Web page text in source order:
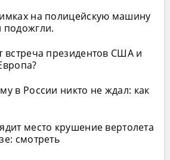
на полицейскую машину
подожгли.
встреча президентов США и
в России никто не ждал: как
место крушение вертолета
смотреть